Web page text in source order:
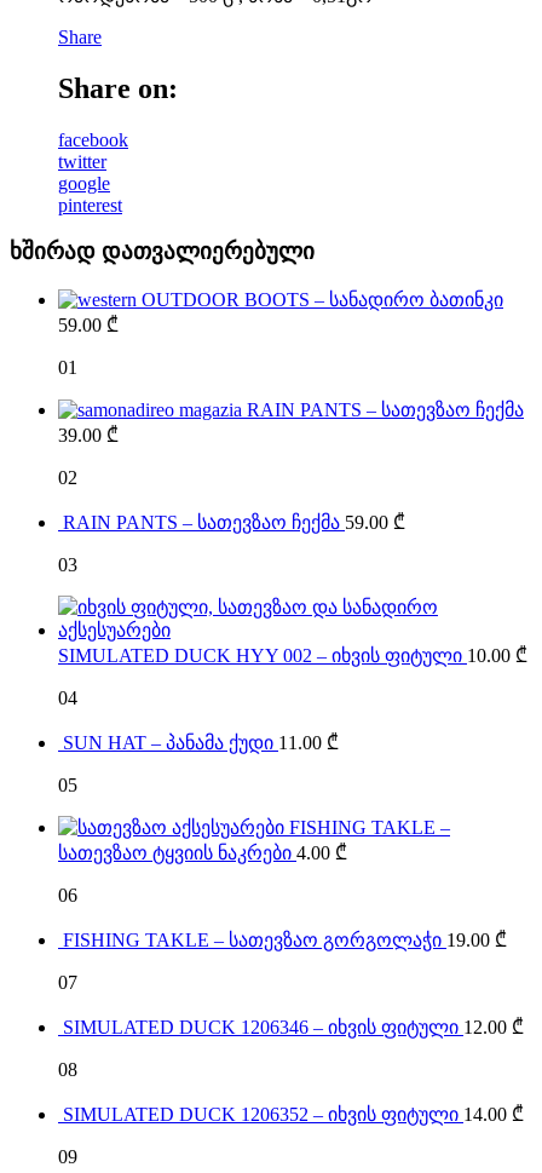
Share
Share on:
facebook
twitter
google
pinterest
ხშირად დათვალიერებული
OUTDOOR BOOTS – სანადირო ბათინკი
59.00 ₾
01
RAIN PANTS – სათევზაო ჩექმა
39.00 ₾
02
RAIN PANTS – სათევზაო ჩექმა 59.00 ₾
03
SIMULATED DUCK HYY 002 – იხვის ფიტული 10.00 ₾
04
SUN HAT – პანამა ქუდი 11.00 ₾
05
FISHING TAKLE –
სათევზაო ტყვიის ნაკრები 4.00 ₾
06
FISHING TAKLE – სათევზაო გორგოლაჭი 19.00 ₾
07
SIMULATED DUCK 1206346 – იხვის ფიტული 12.00 ₾
08
SIMULATED DUCK 1206352 – იხვის ფიტული 14.00 ₾
09